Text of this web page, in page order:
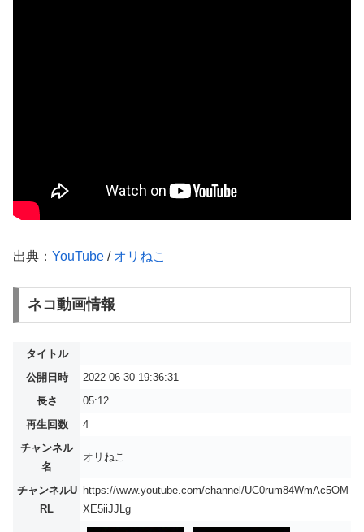
出典： YouTube / オリねこ
ネコ動画情報
タイトル
公開日時
2022-06-30 19:36:31
長さ
05:12
再生回数
4
チャンネル
名
オリねこ
チャンネルU
RL
https://www.youtube.com/channel/UC0rum84WmAc5OM
XE5iiJJLg